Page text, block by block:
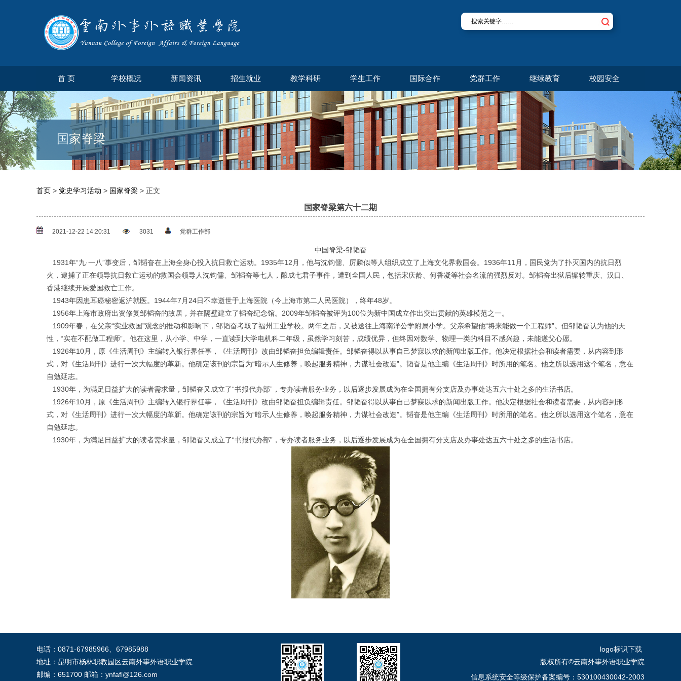
首 页 学校概况 新闻资讯 招生就业 教学科研 学生工作 国际合作 党群工作 继续教育 校园安全
国家脊梁
首页 > 党史学习活动 > 国家脊梁 > 正文
国家脊梁第六十二期
2021-12-22 14:20:31 3031 党群工作部
中国脊梁-邹韬奋
1931年“九·一八”事变后，邹韬奋在上海全身心投入抗日救亡运动。1935年12月，他与沈钧儒、厉麟似等人组织成立了上海文化界救国会。1936年11月，国民党为了扑灭国内的抗日烈
火，逮捕了正在领导抗日救亡运动的救国会领导人沈钧儒、邹韬奋等七人，酿成七君子事件，遭到全国人民，包括宋庆龄、何香凝等社会名流的强烈反对。邹韬奋出狱后辗转重庆、汉口、
香港继续开展爱国救亡工作。
1943年因患耳癌秘密返沪就医。1944年7月24日不幸逝世于上海医院（今上海市第二人民医院），终年48岁。
1956年上海市政府出资修复邹韬奋的故居，并在隔壁建立了韬奋纪念馆。2009年邹韬奋被评为100位为新中国成立作出突出贡献的英雄模范之一。
1909年春，在父亲“实业救国”观念的推动和影响下，邹韬奋考取了福州工业学校。两年之后，又被送往上海南洋公学附属小学。父亲希望他“将来能做一个工程师”。但邹韬奋认为他的天
性，“实在不配做工程师”。他在这里，从小学、中学，一直读到大学电机科二年级，虽然学习刻苦，成绩优异，但终因对数学、物理一类的科目不感兴趣，未能遂父心愿。
1926年10月，原《生活周刊》主编转入银行界任事，《生活周刊》改由邹韬奋担负编辑责任。邹韬奋得以从事自己梦寐以求的新闻出版工作。他决定根据社会和读者需要，从内容到形
式，对《生活周刊》进行一次大幅度的革新。他确定该刊的宗旨为“暗示人生修养，唤起服务精神，力谋社会改造”。韬奋是他主编《生活周刊》时所用的笔名。他之所以选用这个笔名，意在
自勉延志。
1930年，为满足日益扩大的读者需求量，邹韬奋又成立了“书报代办部”，专办读者服务业务，以后逐步发展成为在全国拥有分支店及办事处达五六十处之多的生活书店。
1926年10月，原《生活周刊》主编转入银行界任事，《生活周刊》改由邹韬奋担负编辑责任。邹韬奋得以从事自己梦寐以求的新闻出版工作。他决定根据社会和读者需要，从内容到形
式，对《生活周刊》进行一次大幅度的革新。他确定该刊的宗旨为“暗示人生修养，唤起服务精神，力谋社会改造”。韬奋是他主编《生活周刊》时所用的笔名。他之所以选用这个笔名，意在
自勉延志。
1930年，为满足日益扩大的读者需求量，邹韬奋又成立了“书报代办部”，专办读者服务业务，以后逐步发展成为在全国拥有分支店及办事处达五六十处之多的生活书店。
电话：0871-67985966、67985988
地址：昆明市杨林职教园区云南外事外语职业学院
邮编：651700 邮箱：ynfafl@126.com
logo标识下载
版权所有©云南外事外语职业学院
信息系统安全等级保护备案编号：530100430042-2003